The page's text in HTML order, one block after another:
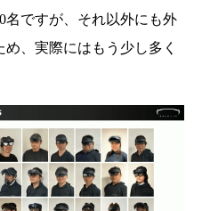
名ですが、それ以外にも外
、実際にはもう少し多く